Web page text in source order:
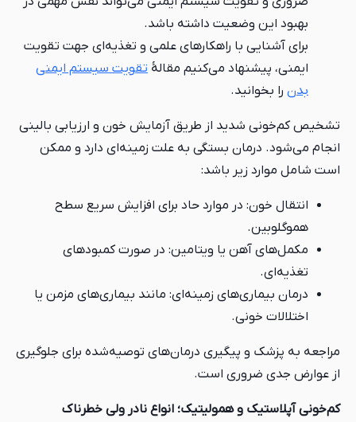
بهبود این وضعیت داشته باشد.
برای آشنایی با راهکارهای علمی و تغذیه‌ای جهت تقویت
ایمنی، پیشنهاد می‌کنیم مقالهٔ تقویت سیستم ایمنی
بدن را بخوانید.
تشخیص کم‌خونی شدید از طریق آزمایش خون و ارزیابی بالینی
انجام می‌شود. درمان بستگی به علت زمینه‌ای دارد و ممکن
است شامل موارد زیر باشد:
انتقال خون: در موارد حاد برای افزایش سریع سطح
هموگلوبین.
مکمل‌های آهن یا ویتامین: در صورت کمبودهای
تغذیه‌ای.
درمان بیماری‌های زمینه‌ای: مانند بیماری‌های مزمن یا
اختلالات خونی.
مراجعه به پزشک و پیگیری درمان‌های توصیه‌شده برای جلوگیری
از عوارض جدی ضروری است.
کم‌خونی آپلاستیک و همولیتیک؛ انواع نادر ولی خطرناک